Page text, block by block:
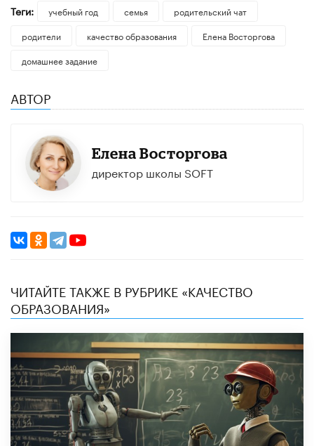
Теги: учебный год семья
родительский чат
родители
качество образования
Елена Восторгова
домашнее задание
АВТОР
Елена Восторгова
директор школы SOFT
ЧИТАЙТЕ ТАКЖЕ В РУБРИКЕ «КАЧЕСТВО
ОБРАЗОВАНИЯ»